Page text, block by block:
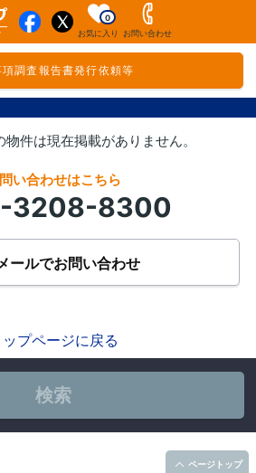
お気に入り
0
お問い合わせ
調査報告書発行依頼等
件は現在掲載がありません。
い合わせはこちら
3208-8300
ールでお問い合わせ
ップページに戻る
検索
ページトップ